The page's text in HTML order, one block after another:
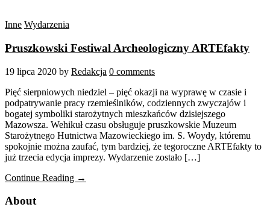
Inne Wydarzenia
Pruszkowski Festiwal Archeologiczny ARTEfakty
19 lipca 2020 by Redakcja 0 comments
Pięć sierpniowych niedziel – pięć okazji na wyprawę w czasie i
podpatrywanie pracy rzemieślników, codziennych zwyczajów i
bogatej symboliki starożytnych mieszkańców dzisiejszego
Mazowsza. Wehikuł czasu obsługuje pruszkowskie Muzeum
Starożytnego Hutnictwa Mazowieckiego im. S. Woydy, któremu
spokojnie można zaufać, tym bardziej, że tegoroczne ARTEfakty to
już trzecia edycja imprezy. Wydarzenie zostało […]
Continue Reading →
About